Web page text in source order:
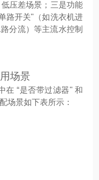
压差场景；三是功能
路开关"（如洗衣机进
分流）等主流水控制
场景
在 “是否带过滤器" 和
场景如下表所示：